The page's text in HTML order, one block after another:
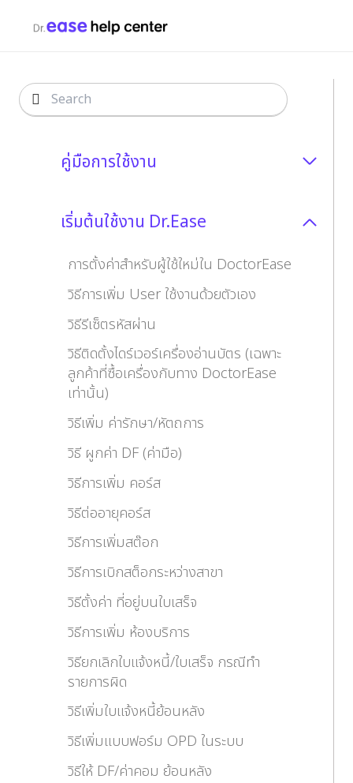
คู่มือการใช้งาน
เริ่มต้นใช้งาน Dr.Ease
การตั้งค่าสำหรับผู้ใช้ใหม่ใน DoctorEase
วิธีการเพิ่ม User ใช้งานด้วยตัวเอง
วิธีรีเซ็ตรหัสผ่าน
วิธีติดตั้งไดร์เวอร์เครื่องอ่านบัตร (เฉพาะ
ลูกค้าที่ซื้อเครื่องกับทาง DoctorEase
เท่านั้น)
วิธีเพิ่ม ค่ารักษา/หัตถการ
วิธี ผูกค่า DF (ค่ามือ)
วิธีการเพิ่ม คอร์ส
วิธีต่ออายุคอร์ส
วิธีการเพิ่มสต๊อก
วิธีการเบิกสต็อกระหว่างสาขา
วิธีตั้งค่า ที่อยู่บนใบเสร็จ
วิธีการเพิ่ม ห้องบริการ
วิธียกเลิกใบแจ้งหนี้/ใบเสร็จ กรณีทำ
รายการผิด
วิธีเพิ่มใบแจ้งหนี้ย้อนหลัง
วิธีเพิ่มแบบฟอร์ม OPD ในระบบ
วิธีให้ DF/ค่าคอม ย้อนหลัง